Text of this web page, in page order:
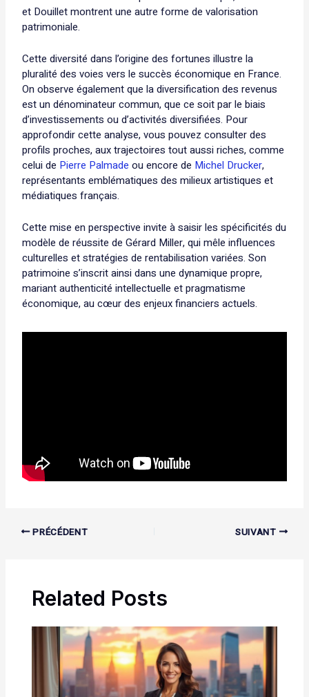
et Douillet montrent une autre forme de valorisation
patrimoniale.
Cette diversité dans l’origine des fortunes illustre la
pluralité des voies vers le succès économique en France.
On observe également que la diversification des revenus
est un dénominateur commun, que ce soit par le biais
d’investissements ou d’activités diversifiées. Pour
approfondir cette analyse, vous pouvez consulter des
profils proches, aux trajectoires tout aussi riches, comme
celui de Pierre Palmade ou encore de Michel Drucker,
représentants emblématiques des milieux artistiques et
médiatiques français.
Cette mise en perspective invite à saisir les spécificités du
modèle de réussite de Gérard Miller, qui mêle influences
culturelles et stratégies de rentabilisation variées. Son
patrimoine s’inscrit ainsi dans une dynamique propre,
mariant authenticité intellectuelle et pragmatisme
économique, au cœur des enjeux financiers actuels.
PRÉCÉDENT SUIVANT
Related Posts